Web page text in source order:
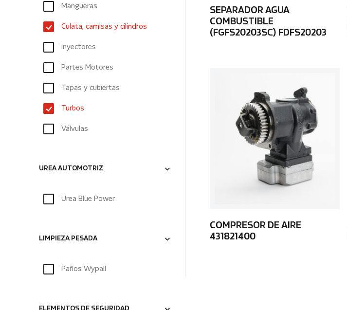
Mangueras
Culata, camisas y cilindros
Inyectores
Partes Motores
Tapas y cubiertas
Turbos
Válvulas
UREA AUTOMOTRIZ
Urea Blue Power
LIMPIEZA PESADA
Paños Wypall
SEPARADOR AGUA
COMBUSTIBLE
(FGFS20203SC) FDFS20203
COMPRESOR DE AIRE
431821400